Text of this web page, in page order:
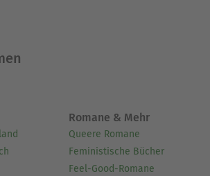
Romane & Mehr
Queere Romane
Feministische Bücher
Feel-Good-Romane